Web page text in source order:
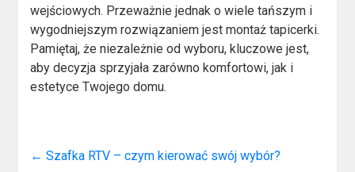
wejściowych. Przeważnie jednak o wiele tańszym i
wygodniejszym rozwiązaniem jest montaż tapicerki.
Pamiętaj, że niezależnie od wyboru, kluczowe jest,
aby decyzja sprzyjała zarówno komfortowi, jak i
estetyce Twojego domu.
← Szafka RTV – czym kierować swój wybór?